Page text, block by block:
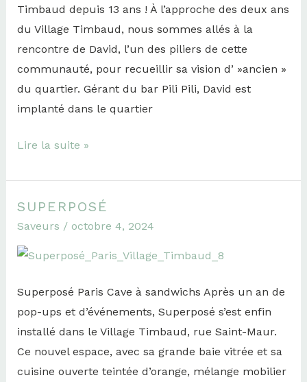
Timbaud depuis 13 ans ! À l’approche des deux ans
du Village Timbaud, nous sommes allés à la
rencontre de David, l’un des piliers de cette
communauté, pour recueillir sa vision d’ »ancien »
du quartier. Gérant du bar Pili Pili, David est
implanté dans le quartier
dans
le
Village
depuis
13
ans
Lire la suite »
SUPERPOSÉ
Saveurs / octobre 4, 2024
Superposé Paris Cave à sandwichs Après un an de
pop-ups et d’événements, Superposé s’est enfin
installé dans le Village Timbaud, rue Saint-Maur.
Ce nouvel espace, avec sa grande baie vitrée et sa
cuisine ouverte teintée d’orange, mélange mobilier
Superposé